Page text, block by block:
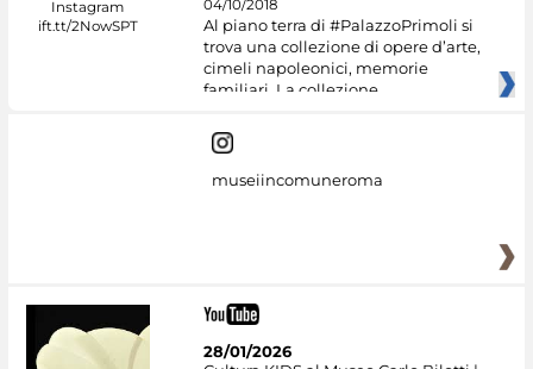
04/10/2018
Al piano terra di #PalazzoPrimoli si
trova una collezione di opere d’arte,
cimeli napoleonici, memorie
familiari. La collezione
museiincomuneroma
28/01/2026